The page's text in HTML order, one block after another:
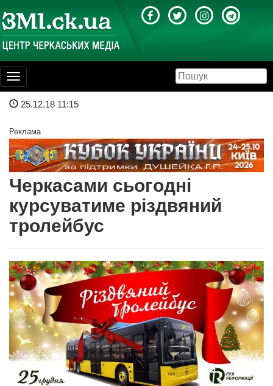
Toggle
navigation
25.12.18 11:15
Реклама
Черкасами сьогодні
курсуватиме різдвяний
тролейбус